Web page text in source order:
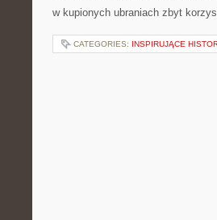
w kupionych ubraniach zbyt
CATEGORIES: INSPIRUJĄCE